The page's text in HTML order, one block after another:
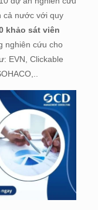
cả nước với quy
khảo sát viên
nghiên cứu cho
EVN, Clickable